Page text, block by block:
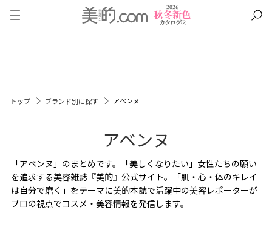
トップ ブランド別に探す アベンヌ
アベンヌ
「アベンヌ」のまとめです。「美しくなりたい」女性たちの願い
を追求する美容雑誌『美的』公式サイト。「肌・心・体のキレイ
は自分で磨く」をテーマに美的本誌で活躍中の美容レポーターが
プロの視点でコスメ・美容情報を発信します。